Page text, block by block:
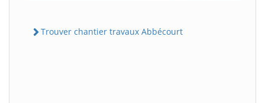
Trouver chantier travaux Abbécourt